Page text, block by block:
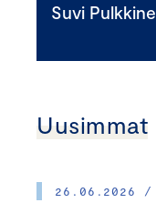
Suvi
Uusimmat
26.06.2026 /